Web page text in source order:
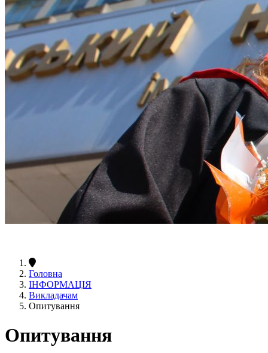
Головна
ІНФОРМАЦІЯ
Викладачам
Опитування
Опитування